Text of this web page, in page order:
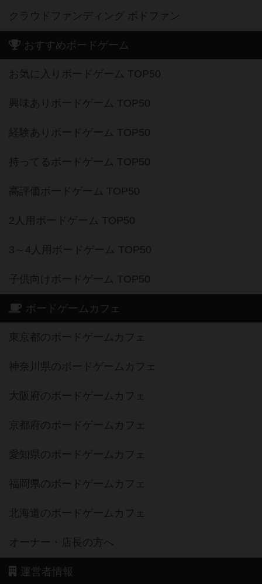
クラウドファンディング ボドファン
おすすめボードゲーム
お気に入りボードゲーム TOP50
興味ありボードゲーム TOP50
経験ありボードゲーム TOP50
持ってるボードゲーム TOP50
高評価ボードゲーム TOP50
2人用ボードゲーム TOP50
3～4人用ボードゲーム TOP50
子供向けボードゲーム TOP50
ボードゲームカフェ
東京都のボードゲームカフェ
神奈川県のボードゲームカフェ
大阪府のボードゲームカフェ
京都府のボードゲームカフェ
愛知県のボードゲームカフェ
福岡県のボードゲームカフェ
北海道のボードゲームカフェ
オーナー・店長の方へ
運営者情報